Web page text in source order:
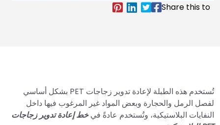
تُستخدم هذه الطبلة لإعادة تدوير زجاجات PET بشكل أساسي
لفصل الرمل والحجارة وبعض المواد غير المرغوب فيها داخل
النفايات البلاستيكية، وتُستخدم عادةً فيخط إعادة تدوير زجاجات